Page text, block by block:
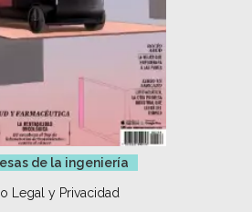
de la ingeniería
Legal y Privacidad